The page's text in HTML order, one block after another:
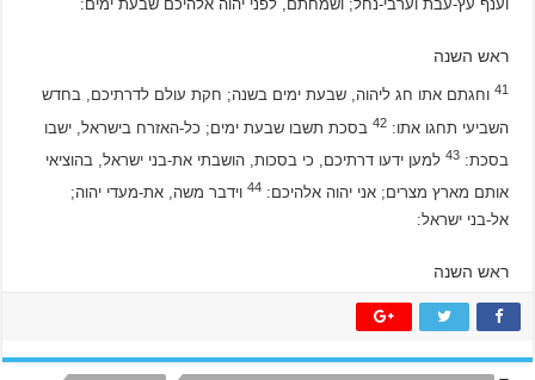
וענף עץ-עבת וערבי-נחל; ושמחתם, לפני יהוה אלהיכם שבעת ימים:
ראש השנה
41 וחגתם אתו חג ליהוה, שבעת ימים בשנה; חקת עולם לדרתיכם, בחדש
השביעי תחגו אתו:42 בסכת תשבו שבעת ימים; כל-האזרח בישראל, ישבו
בסכת:43 למען ידעו דרתיכם, כי בסכות, הושבתי את-בני ישראל, בהוציאי
אותם מארץ מצרים; אני יהוה אלהיכם:44 וידבר משה, את-מעדי יהוה;
אל-בני ישראל:
ראש השנה